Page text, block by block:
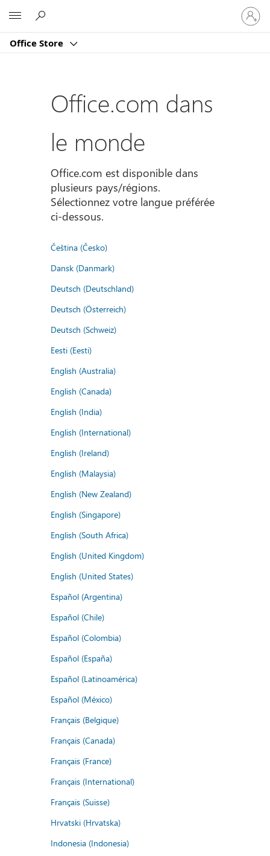
Office Store
vous
à
compte
Office.com dans
le monde
Office.com est disponible dans
plusieurs pays/régions.
Sélectionnez votre langue préférée
ci-dessous.
Čeština (Česko)
Dansk (Danmark)
Deutsch (Deutschland)
Deutsch (Österreich)
Deutsch (Schweiz)
Eesti (Eesti)
English (Australia)
English (Canada)
English (India)
English (International)
English (Ireland)
English (Malaysia)
English (New Zealand)
English (Singapore)
English (South Africa)
English (United Kingdom)
English (United States)
Español (Argentina)
Español (Chile)
Español (Colombia)
Español (España)
Español (Latinoamérica)
Español (México)
Français (Belgique)
Français (Canada)
Français (France)
Français (International)
Français (Suisse)
Hrvatski (Hrvatska)
Indonesia (Indonesia)